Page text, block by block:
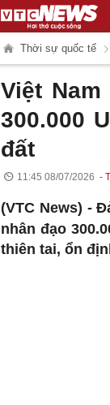
Thời sự quốc tế
Việt
300.000
đất
11:45 08/07/2026
(VTC News) -
nhân đạo
thiên tai, ổn